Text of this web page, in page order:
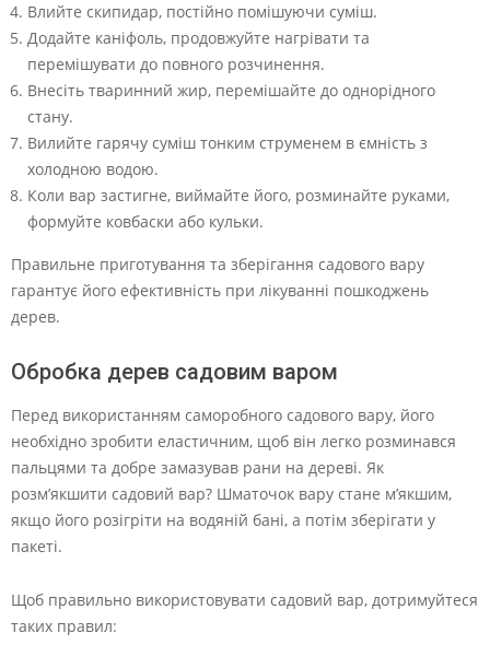
Влийте скипидар, постійно помішуючи суміш.
Додайте каніфоль, продовжуйте нагрівати та
перемішувати до повного розчинення.
Внесіть тваринний жир, перемішайте до однорідного
стану.
Вилийте гарячу суміш тонким струменем в ємність з
холодною водою.
Коли вар застигне, виймайте його, розминайте руками,
формуйте ковбаски або кульки.
Правильне приготування та зберігання садового вару
гарантує його ефективність при лікуванні пошкоджень
дерев.
Обробка дерев садовим варом
Перед використанням саморобного садового вару, його
необхідно зробити еластичним, щоб він легко розминався
пальцями та добре замазував рани на дереві. Як
розм’якшити садовий вар? Шматочок вару стане м’якшим,
якщо його розігріти на водяній бані, а потім зберігати у
пакеті.
Щоб правильно використовувати садовий вар, дотримуйтеся
таких правил: